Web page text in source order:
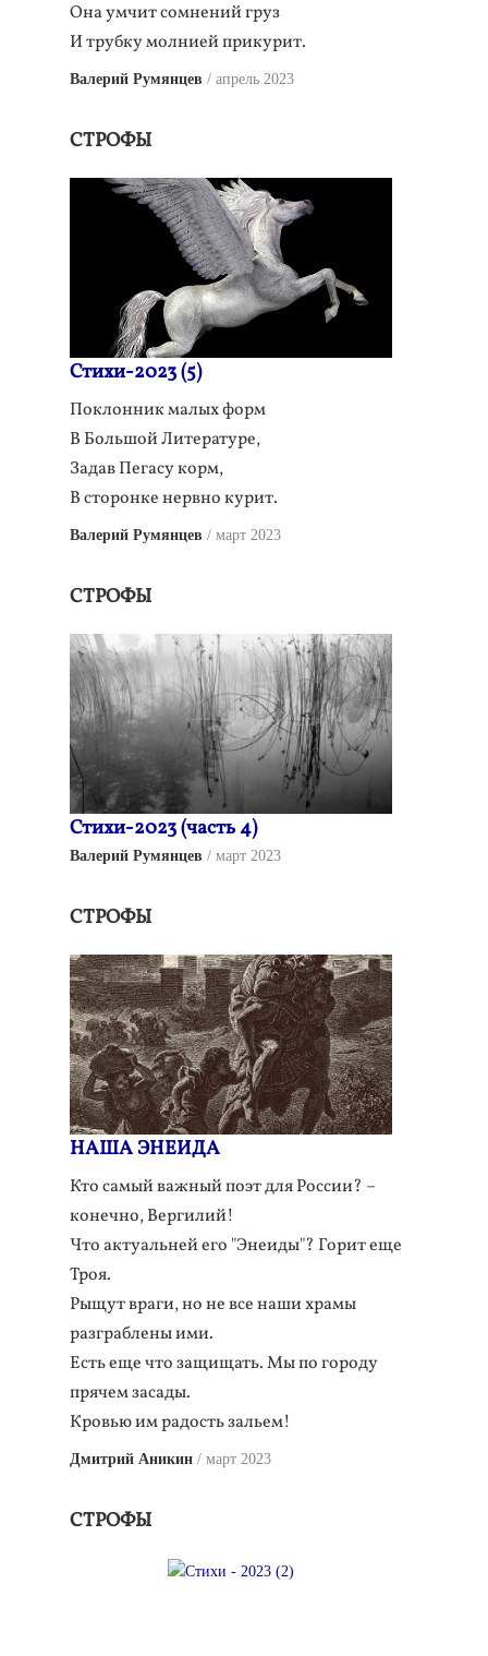
Она умчит сомнений груз
И трубку молнией прикурит.
Валерий Румянцев апрель 2023
СТРОФЫ
Стихи-2023 (5)
Поклонник малых форм
В Большой Литературе,
Задав Пегасу корм,
В сторонке нервно курит.
Валерий Румянцев март 2023
СТРОФЫ
Стихи-2023 (часть 4)
Валерий Румянцев март 2023
СТРОФЫ
НАША ЭНЕИДА
Кто самый важный поэт для России? –
конечно, Вергилий!
Что актуальней его "Энеиды"? Горит еще
Троя.
Рыщут враги, но не все наши храмы
разграблены ими.
Есть еще что защищать. Мы по городу
прячем засады.
Кровью им радость зальем!
Дмитрий Аникин март 2023
СТРОФЫ